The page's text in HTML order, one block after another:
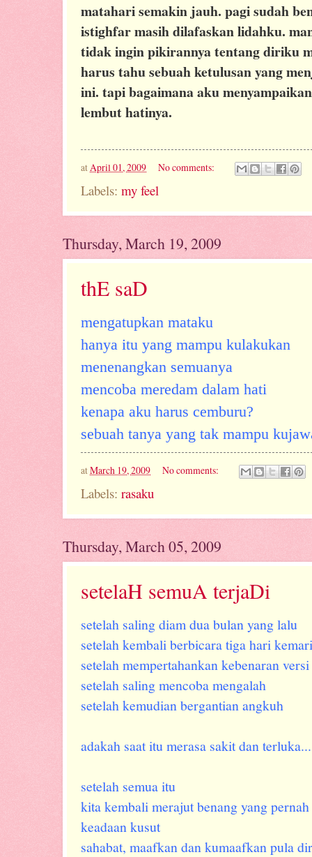
matahari semakin jauh. pagi sudah
istighfar masih dilafaskan lidahku.
tidak ingin pikirannya tentang diriku
harus tahu sebuah ketulusan yang
ini. tapi bagaimana aku
lembut hatinya.
atApril 01, 2009 No comments:
Labels: my feel
Thursday, March 19, 2009
thE saD
mengatupkan mataku
hanya itu yang mampu kulakukan
menenangkan semuanya
mencoba meredam dalam hati
kenapa aku harus cemburu?
sebuah tanya yang tak mampu
atMarch 19, 2009 No comments:
Labels: rasaku
Thursday, March 05, 2009
setelaH semuA terjaDi
setelah saling diam dua bulan yang lalu
setelah kembali berbicara tiga hari
setelah mempertahankan kebenaran
setelah saling mencoba mengalah
setelah kemudian bergantian angkuh
adakah saat itu merasa sakit dan
setelah semua itu
kita kembali merajut benang yang
keadaan kusut
sahabat, maafkan dan kumaafkan pula